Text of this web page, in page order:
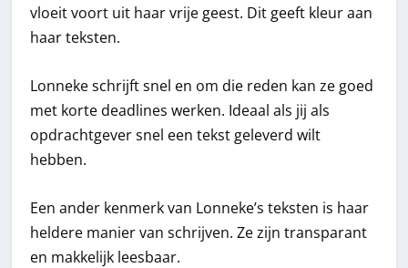
vloeit voort uit haar vrije geest. Dit geeft kleur aan
haar teksten.
Lonneke schrijft snel en om die reden kan ze goed
met korte deadlines werken. Ideaal als jij als
opdrachtgever snel een tekst geleverd wilt
hebben.
Een ander kenmerk van Lonneke’s teksten is haar
heldere manier van schrijven. Ze zijn transparant
en makkelijk leesbaar.